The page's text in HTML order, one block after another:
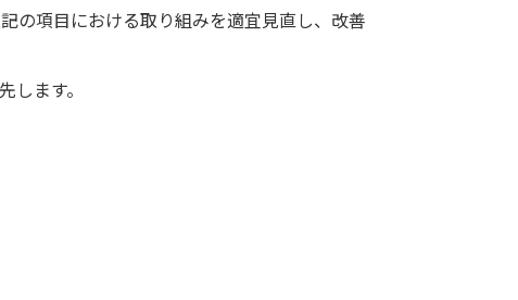
の項目における取り組みを適宜見直し、改善
ます。